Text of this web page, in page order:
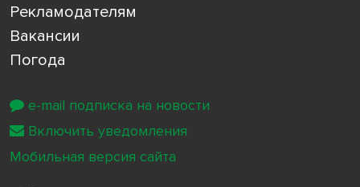
Рекламодателям
Вакансии
Погода
e-mail подписка на новости
Включить уведомления
Мобильная версия сайта